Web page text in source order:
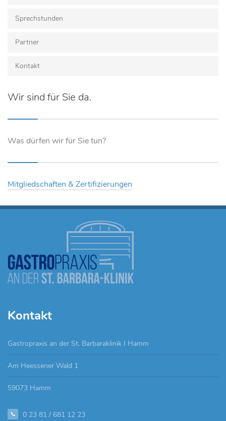
Sprechstunden
Partner
Kontakt
Wir sind für Sie da.
Was dürfen wir für Sie tun?
Mitgliedschaften & Zertifizierungen
Kontakt
Gastropraxis an der St. Barbaraklinik I Hamm
Am Heessener Wald 1
59073 Hamm
0 23 81 / 681 12 23